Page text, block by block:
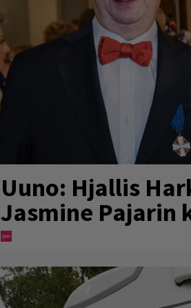
Uuno: Hjallis
Jasmine Pajarin